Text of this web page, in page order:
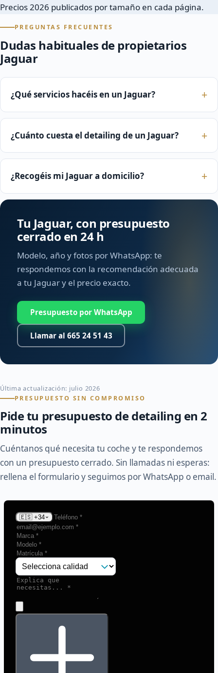
Precios 2026 publicados por tamaño en cada página.
PREGUNTAS FRECUENTES
Dudas habituales de propietarios
Jaguar
¿Qué servicios hacéis en un Jaguar?
¿Cuánto cuesta el detailing de un Jaguar?
¿Recogéis mi Jaguar a domicilio?
Tu Jaguar, con presupuesto
cerrado en 24 h
Modelo, año y fotos por WhatsApp: te
respondemos con la recomendación adecuada
a tu Jaguar y el precio exacto.
Presupuesto por WhatsApp
Llamar al 665 24 51 43
Última actualización: julio 2026
PRESUPUESTO SIN COMPROMISO
Pide tu presupuesto de detailing en 2
minutos
Cuéntanos qué necesita tu coche y te respondemos
con un presupuesto cerrado. Sin llamadas ni esperas:
rellena el formulario y seguimos por WhatsApp o email.